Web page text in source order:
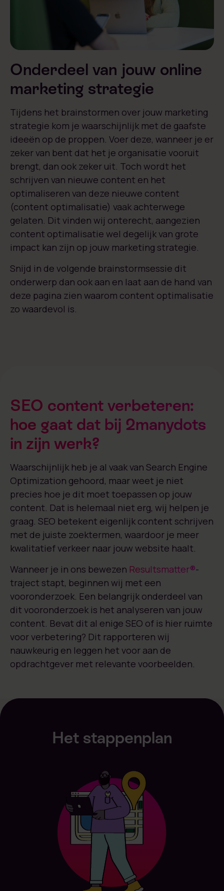
Onderdeel van jouw online
marketing strategie
Tijdens het brainstormen over jouw marketing
strategie kom je waarschijnlijk met de gaafste
ideeën op de proppen. Voer deze, wanneer je er
zeker van bent dat het je organisatie vooruit
brengt, dan ook zeker uit. Toch wordt het
schrijven van nieuwe content en het
optimaliseren van deze nieuwe content
(content optimalisatie) vaak achterwege
gelaten. Dit vinden wij onterecht, aangezien
content optimalisatie wel degelijk van grote
impact kan zijn op jouw marketing strategie.
Snijd in de volgende brainstormsessie dit
onderwerp dan ook aan en laat aan de hand van
deze pagina zien waarom content optimalisatie
zo waardevol is.
SEO content verbeteren:
hoe gaat dat bij 2manydots
in zijn werk?
Waarschijnlijk heb je al vaak van Search Engine
Optimization gehoord, maar weet je niet
precies hoe je dit moet toepassen op jouw
content. Dat is helemaal niet erg, wij helpen je
graag. SEO betekent eigenlijk content schrijven
met de juiste zoektermen, waardoor je meer
kwalitatief verkeer naar jouw website haalt.
Wanneer je in ons bewezen Resultsmatter®-
traject stapt, beginnen wij met een
vooronderzoek. Een belangrijk onderdeel van
dit vooronderzoek is het analyseren van jouw
content. Bevat dit al enige SEO of is hier ruimte
voor verbetering? Dit rapporteren wij
nauwkeurig en leggen het voor aan de
opdrachtgever met relevante voorbeelden.
Het stappenplan